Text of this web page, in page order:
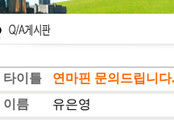
타이틀
연마핀 문의드립니다.
이름
유은영